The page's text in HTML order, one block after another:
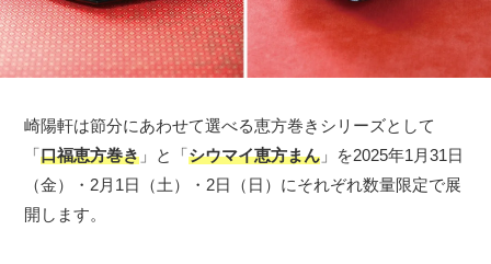
崎陽軒は節分にあわせて選べる恵方巻きシリーズとして
「口福恵方巻き 」と「シウマイ恵方まん 」を2025年1月31日
（金）・2月1日（土）・2日（日）にそれぞれ数量限定で展
開します。